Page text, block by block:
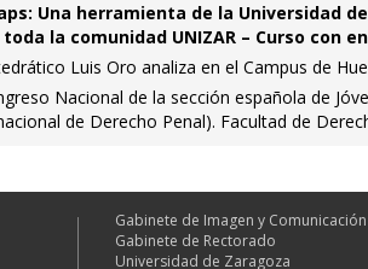
Una herramienta de la Universidad
la comunidad UNIZAR – Curso con
Luis Oro analiza en el Campus de
Nacional de la sección española de
de Derecho Penal). Facultad de
Gabinete de Imagen y Comunicación
Gabinete de Rectorado
Universidad de Zaragoza